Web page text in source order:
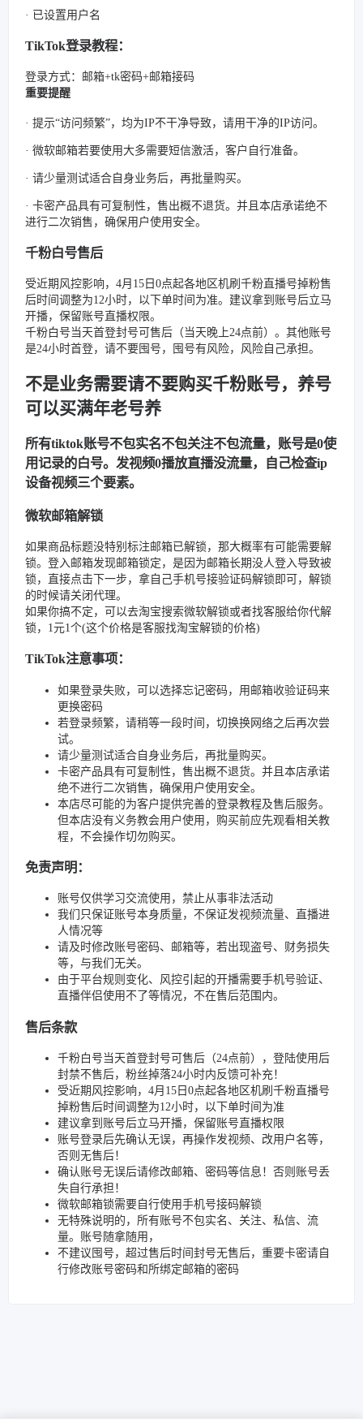
· 已设置用户名
TikTok登录教程：
登录方式：邮箱+tk密码+邮箱接码
重要提醒
· 提示“访问频繁”，均为IP不干净导致，请用干净的IP访问。
· 微软邮箱若要使用大多需要短信激活，客户自行准备。
· 请少量测试适合自身业务后，再批量购买。
· 卡密产品具有可复制性，售出概不退货。并且本店承诺绝不
进行二次销售，确保用户使用安全。
千粉白号售后
受近期风控影响，4月15日0点起各地区机刷千粉直播号掉粉售
后时间调整为12小时，以下单时间为准。建议拿到账号后立马
开播，保留账号直播权限。
千粉白号当天首登封号可售后（当天晚上24点前）。其他账号
是24小时首登，请不要囤号，囤号有风险，风险自己承担。
不是业务需要请不要购买千粉账号，养号
可以买满年老号养
所有tiktok账号不包实名不包关注不包流量，账号是0使
用记录的白号。发视频0播放直播没流量，自己检查ip
设备视频三个要素。
微软邮箱解锁
如果商品标题没特别标注邮箱已解锁，那大概率有可能需要解
锁。登入邮箱发现邮箱锁定，是因为邮箱长期没人登入导致被
锁，直接点击下一步，拿自己手机号接验证码解锁即可，解锁
的时候请关闭代理。
如果你搞不定，可以去淘宝搜索微软解锁或者找客服给你代解
锁，1元1个(这个价格是客服找淘宝解锁的价格)
TikTok注意事项：
如果登录失败，可以选择忘记密码，用邮箱收验证码来
更换密码
若登录频繁，请稍等一段时间，切换换网络之后再次尝
试。
请少量测试适合自身业务后，再批量购买。
卡密产品具有可复制性，售出概不退货。并且本店承诺
绝不进行二次销售，确保用户使用安全。
本店尽可能的为客户提供完善的登录教程及售后服务。
但本店没有义务教会用户使用，购买前应先观看相关教
程，不会操作切勿购买。
免责声明：
账号仅供学习交流使用，禁止从事非法活动
我们只保证账号本身质量，不保证发视频流量、直播进
人情况等
请及时修改账号密码、邮箱等，若出现盗号、财务损失
等，与我们无关。
由于平台规则变化、风控引起的开播需要手机号验证、
直播伴侣使用不了等情况，不在售后范围内。
售后条款
千粉白号当天首登封号可售后（24点前），登陆使用后
封禁不售后，粉丝掉落24小时内反馈可补充！
受近期风控影响，4月15日0点起各地区机刷千粉直播号
掉粉售后时间调整为12小时，以下单时间为准
建议拿到账号后立马开播，保留账号直播权限
账号登录后先确认无误，再操作发视频、改用户名等，
否则无售后！
确认账号无误后请修改邮箱、密码等信息！否则账号丢
失自行承担！
微软邮箱锁需要自行使用手机号接码解锁
无特殊说明的，所有账号不包实名、关注、私信、流
量。账号随拿随用，
不建议囤号，超过售后时间封号无售后，重要卡密请自
行修改账号密码和所绑定邮箱的密码